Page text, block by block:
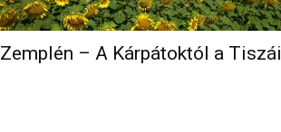
Zemplén – A Kárpátoktól a